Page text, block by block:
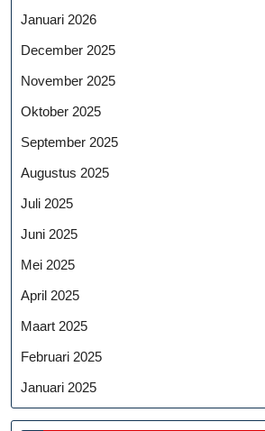
Januari 2026
December 2025
November 2025
Oktober 2025
September 2025
Augustus 2025
Juli 2025
Juni 2025
Mei 2025
April 2025
Maart 2025
Februari 2025
Januari 2025